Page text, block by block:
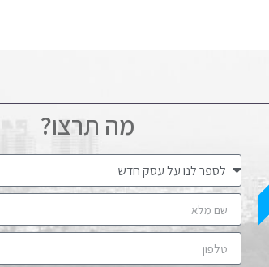
מה תרצו?